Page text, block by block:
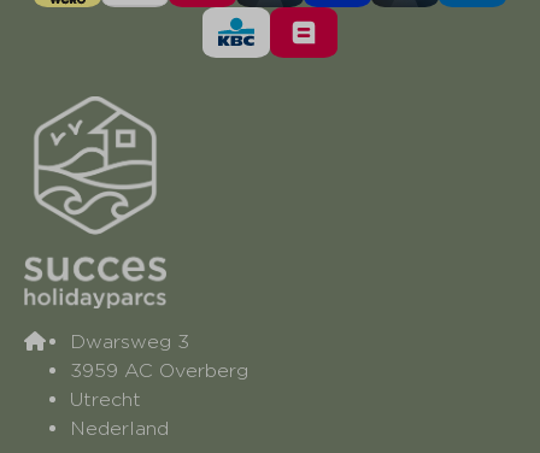
Dwarsweg 3
3959 AC Overberg
Utrecht
Nederland